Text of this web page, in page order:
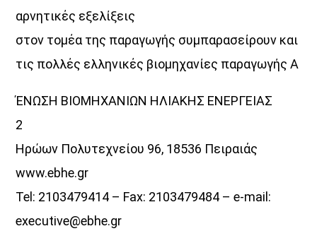
αρνητικές εξελίξεις
στον τομέα της παραγωγής συμπαρασείρουν και
τις πολλές ελληνικές βιομηχανίες παραγωγής Α
ΈΝΩΣΗ ΒΙΟΜΗΧΑΝΙΩΝ ΗΛΙΑΚΗΣ ΕΝΕΡΓΕΙΑΣ
2
Ηρώων Πολυτεχνείου 96, 18536 Πειραιάς
www.ebhe.gr
Tel: 2103479414 – Fax: 2103479484 – e-mail:
executive@ebhe.gr